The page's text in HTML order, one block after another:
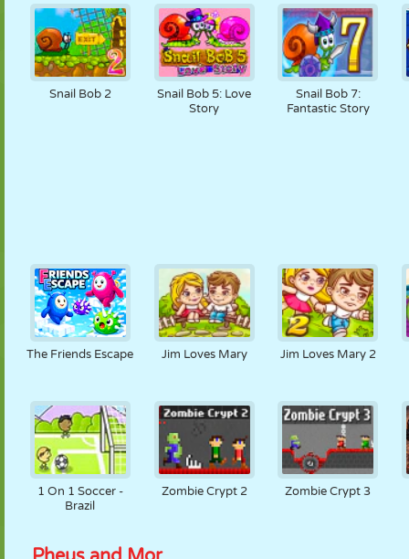
Snail Bob 2
Snail Bob 5: Love
Story
Snail Bob 7:
Fantastic Story
The Friends Escape Jim Loves Mary Jim Loves Mary 2
1 On 1 Soccer -
Brazil
Zombie Crypt 2 Zombie Crypt 3